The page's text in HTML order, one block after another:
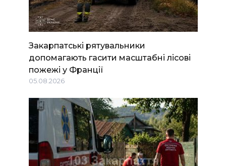
Закарпатські рятувальники
допомагають гасити масштабні лісові
пожежі у Франції
05.08.2026